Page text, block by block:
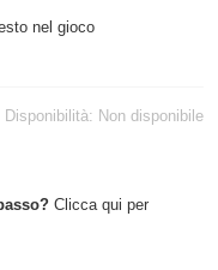
nel gioco
Disponibilità: Non disponibile
Clicca qui per